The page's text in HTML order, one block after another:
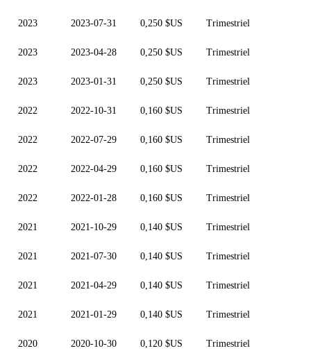
2023 2023-07-31 0,250 $US Trimestriel
2023 2023-04-28 0,250 $US Trimestriel
2023 2023-01-31 0,250 $US Trimestriel
2022 2022-10-31 0,160 $US Trimestriel
2022 2022-07-29 0,160 $US Trimestriel
2022 2022-04-29 0,160 $US Trimestriel
2022 2022-01-28 0,160 $US Trimestriel
2021 2021-10-29 0,140 $US Trimestriel
2021 2021-07-30 0,140 $US Trimestriel
2021 2021-04-29 0,140 $US Trimestriel
2021 2021-01-29 0,140 $US Trimestriel
2020 2020-10-30 0,120 $US Trimestriel